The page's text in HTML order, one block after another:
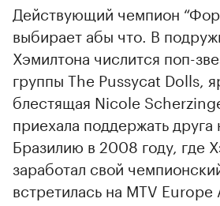
Действующий чемпион
выбирает абы что. В
Хэмилтона числится поп-
группы The Pussycat Dolls,
блестящая Nicole
приехала поддержать друга
Бразилию в 2008 году, где
заработал свой
встретилась на MTV Europe